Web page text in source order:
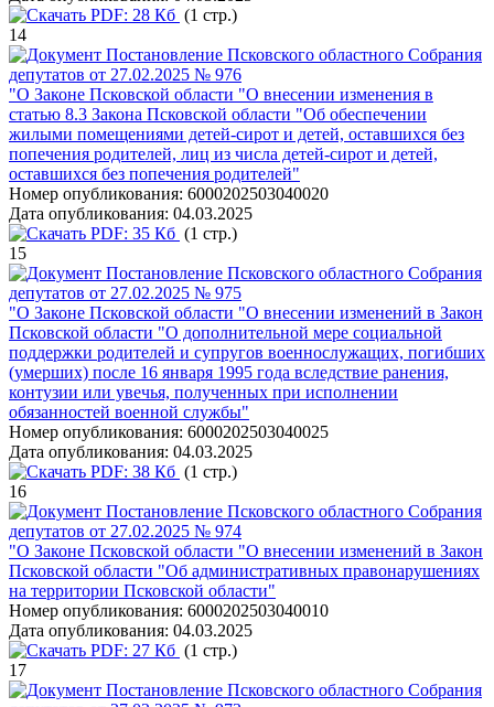
PDF: 28 Кб (1 стр.)
14
Постановление Псковского областного Собрания
депутатов от 27.02.2025 № 976
"О Законе Псковской области "О внесении изменения в
статью 8.3 Закона Псковской области "Об обеспечении
жилыми помещениями детей-сирот и детей, оставшихся без
попечения родителей, лиц из числа детей-сирот и детей,
оставшихся без попечения родителей"
Номер опубликования: 6000202503040020
Дата опубликования: 04.03.2025
PDF: 35 Кб (1 стр.)
15
Постановление Псковского областного Собрания
депутатов от 27.02.2025 № 975
"О Законе Псковской области "О внесении изменений в Закон
Псковской области "О дополнительной мере социальной
поддержки родителей и супругов военнослужащих, погибших
(умерших) после 16 января 1995 года вследствие ранения,
контузии или увечья, полученных при исполнении
обязанностей военной службы"
Номер опубликования: 6000202503040025
Дата опубликования: 04.03.2025
PDF: 38 Кб (1 стр.)
16
Постановление Псковского областного Собрания
депутатов от 27.02.2025 № 974
"О Законе Псковской области "О внесении изменений в Закон
Псковской области "Об административных правонарушениях
на территории Псковской области"
Номер опубликования: 6000202503040010
Дата опубликования: 04.03.2025
PDF: 27 Кб (1 стр.)
17
Постановление Псковского областного Собрания